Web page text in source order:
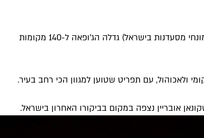
הג'ופאה (שם ליפו בעת העתיקה) הוקמה בשנת 2010 ופועלת מאז ועד היום ללא יחסי ציבור. במשך עשור של פעילות (כלומר 100 שנים במונחי מסעדנות בישראל) גדלה הג'ופאה ל-140 מקומות
ולאכוהול, עם תפריט שטוען למגוון הכי רחב בעיר.
אובריין נצפה במקום בביקורו האחרון בישראל.